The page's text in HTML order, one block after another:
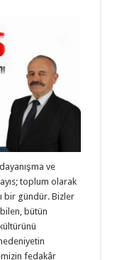
ve
toplum olarak
bir gündür. Bizler
bilen, bütün
fedakâr